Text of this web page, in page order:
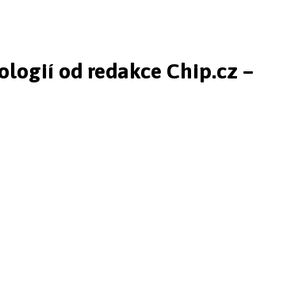
od redakce Chip.cz –